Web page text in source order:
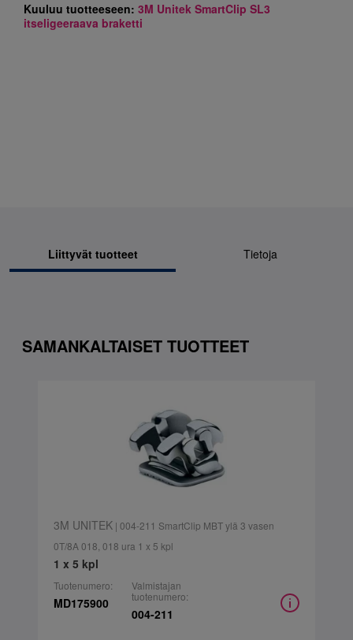
Kuuluu tuotteeseen: 3M Unitek SmartClip SL3
itseligeeraava braketti
Liittyvät tuotteet Tietoja
SAMANKALTAISET TUOTTEET
3M UNITEK| 004-211 SmartClip MBT ylä 3 vasen
0T/8A 018, 018 ura 1 x 5 kpl
1 x 5 kpl
Tuotenumero:
MD175900
Valmistajan
tuotenumero:
004-211